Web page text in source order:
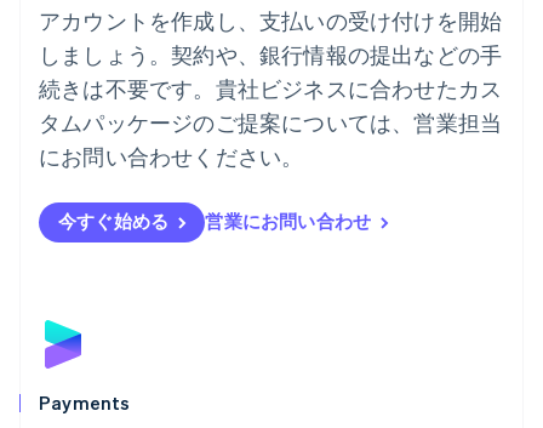
アカウントを作成し、支払いの受け付けを開始
しましょう。契約や、銀行情報の提出などの手
続きは不要です。貴社ビジネスに合わせたカス
タムパッケージのご提案については、営業担当
にお問い合わせください。
今すぐ始める 営業にお問い合わせ
Payments
Deutsch English
ニュージーランド
English
ノルウェー
ハンガリー
English
EnglishSvenska
ブラジル
ブルガリア
English
Nederlands